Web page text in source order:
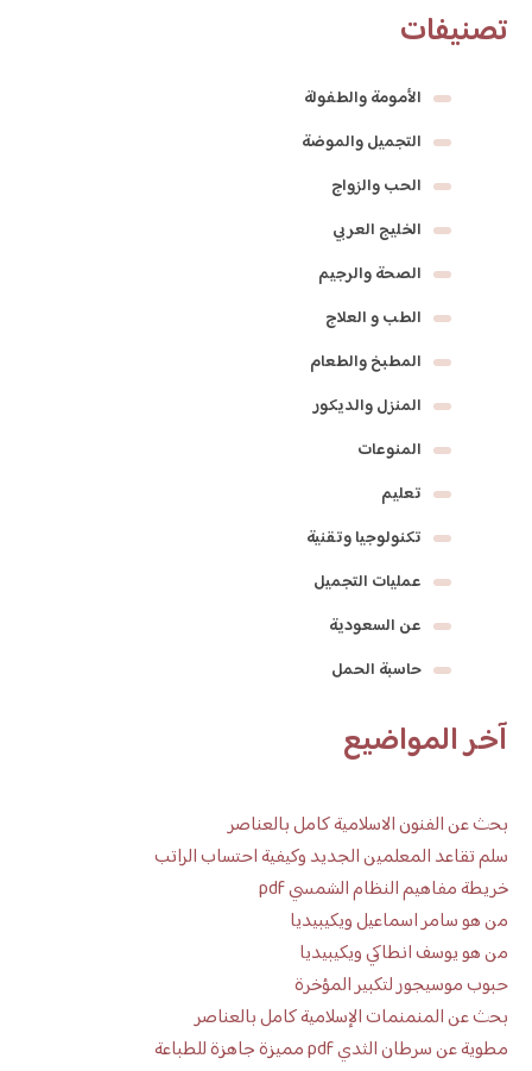
تصنيفات
الأمومة والطفولة
التجميل والموضة
الحب والزواج
الخليج العربي
الصحة والرجيم
الطب و العلاج
المطبخ والطعام
المنزل والديكور
المنوعات
تعليم
تكنولوجيا وتقنية
عمليات التجميل
عن السعودية
حاسبة الحمل
آخر المواضيع
بحث عن الفنون الاسلامية كامل بالعناصر
سلم تقاعد المعلمين الجديد وكيفية احتساب الراتب
خريطة مفاهيم النظام الشمسي pdf
من هو سامر اسماعيل ويكيبيديا
من هو يوسف انطاكي ويكيبيديا
حبوب موسيجور لتكبير المؤخرة
بحث عن المنمنمات الإسلامية كامل بالعناصر
مطوية عن سرطان الثدي pdf مميزة جاهزة للطباعة